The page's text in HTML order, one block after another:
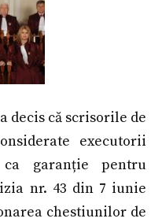
decis că scrisorile de
executorii
garanție pentru
nr. 43 din 7 iunie
chestiunilor de